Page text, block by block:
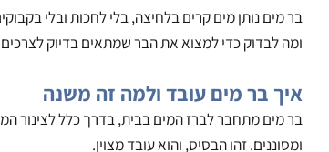
נותן מים קרים בלחיצה, בלי לחכות ובלי בקבוקים.
כדי למצוא את הבר שמתאים בדיוק לצרכים שלכם.
בר מים עובד ולמה זה משנה
מתחבר לברז המים בבית, בדרך כלל לצינור המים